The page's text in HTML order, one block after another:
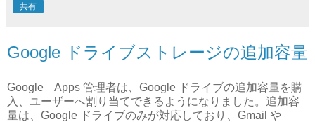
共有
Google ドライブストレージの追加容量
Google Apps 管理者は、Google ドライブの追加容量を購
入、ユーザーへ割り当てできるようになりました。追加容
量は、Google ドライブのみが対応しており、Gmail や